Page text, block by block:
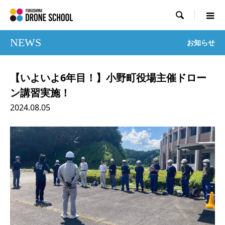

NEWS お知らせ
【いよいよ6年目！】小野町役場主催ドロー
ン講習実施！
2024.08.05